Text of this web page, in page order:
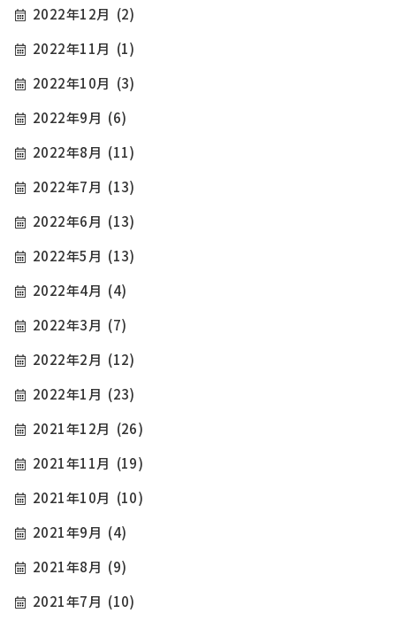
2022年12月 (2)
2022年11月 (1)
2022年10月 (3)
2022年9月 (6)
2022年8月 (11)
2022年7月 (13)
2022年6月 (13)
2022年5月 (13)
2022年4月 (4)
2022年3月 (7)
2022年2月 (12)
2022年1月 (23)
2021年12月 (26)
2021年11月 (19)
2021年10月 (10)
2021年9月 (4)
2021年8月 (9)
2021年7月 (10)